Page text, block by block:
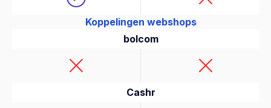
Koppelingen webshops
bolcom
Cashr